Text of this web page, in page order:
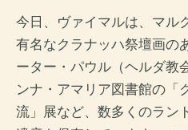
今日、ヴァイマルは、マル
有名なクラナッハ祭壇画の
ーター・パウル（ヘルダ教
ンナ・アマリア図書館の「
流」展など、数多くのラン